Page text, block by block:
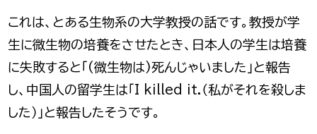
これは、とある生物系の大学教授の話です。教授が学
生に微生物の培養をさせたとき、日本人の学生は培養
に失敗すると「(微生物は)死んじゃいました」と報告
し、中国人の留学生は「I killed it.（私がそれを殺しま
した）」と報告したそうです。